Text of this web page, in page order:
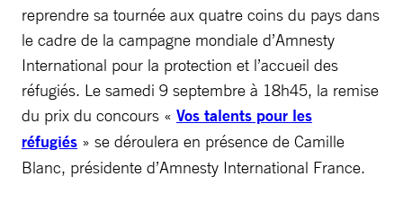
reprendre sa tournée aux quatre coins du pays dans
le cadre de la campagne mondiale d’Amnesty
International pour la protection et l’accueil des
réfugiés. Le samedi 9 septembre à 18h45, la remise
du prix du concours « Vos talents pour les
réfugiés » se déroulera en présence de Camille
Blanc, présidente d’Amnesty International France.